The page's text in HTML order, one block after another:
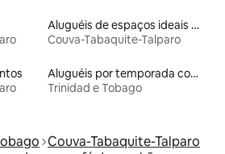
Aluguéis de espaços ideais para famílias
Couva-Tabaquite-Talparo
Aluguéis por temporada com café da manhã
Trinidad e Tobago
Couva-Tabaquite-Talparo